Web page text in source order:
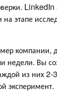
этапе
недели. Вы
из них
эксперимент.